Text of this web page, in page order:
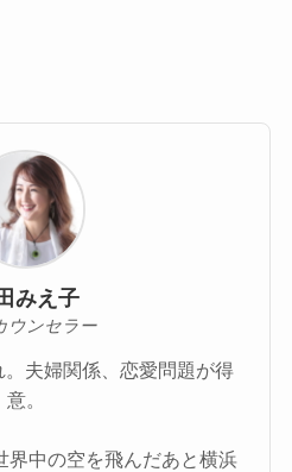
みえ子
ウンセラー
夫婦関係、恋愛問題が得
意。
界中の空を飛んだあと横浜